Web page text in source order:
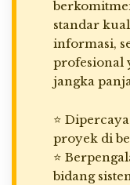
standar
informasi,
profesional
jangka
⭐
proyek di
⭐
bidang